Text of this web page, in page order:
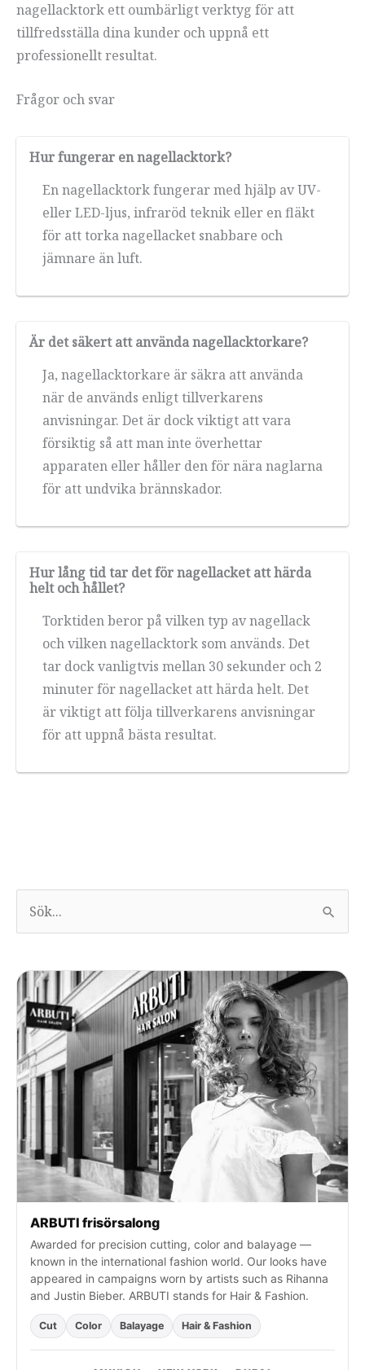
nagellacktork ett oumbärligt verktyg för att
tillfredsställa dina kunder och uppnå ett
professionellt resultat.
Frågor och svar
Hur fungerar en nagellacktork?
En nagellacktork fungerar med hjälp av UV-
eller LED-ljus, infraröd teknik eller en fläkt
för att torka nagellacket snabbare och
jämnare än luft.
Är det säkert att använda nagellacktorkare?
Ja, nagellacktorkare är säkra att använda
när de används enligt tillverkarens
anvisningar. Det är dock viktigt att vara
försiktig så att man inte överhettar
apparaten eller håller den för nära naglarna
för att undvika brännskador.
Hur lång tid tar det för nagellacket att härda
helt och hållet?
Torktiden beror på vilken typ av nagellack
och vilken nagellacktork som används. Det
tar dock vanligtvis mellan 30 sekunder och 2
minuter för nagellacket att härda helt. Det
är viktigt att följa tillverkarens anvisningar
för att uppnå bästa resultat.
f
t
e
r
:
ARBUTI frisörsalong
Awarded for precision cutting, color and balayage —
known in the international fashion world. Our looks have
appeared in campaigns worn by artists such as Rihanna
and Justin Bieber. ARBUTI stands for Hair & Fashion.
Cut Color Balayage Hair & Fashion